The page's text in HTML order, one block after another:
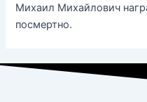
Михаил Михайлович
посмертно.